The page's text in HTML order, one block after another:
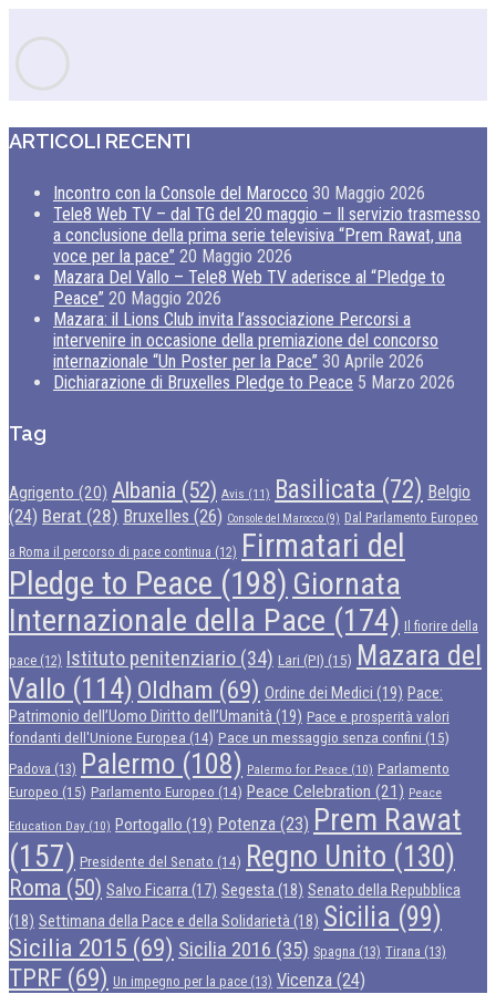
ARTICOLI RECENTI
Incontro con la Console del Marocco 30 Maggio 2026
Tele8 Web TV – dal TG del 20 maggio – Il servizio trasmesso
a conclusione della prima serie televisiva “Prem Rawat, una
voce per la pace” 20 Maggio 2026
Mazara Del Vallo – Tele8 Web TV aderisce al “Pledge to
Peace” 20 Maggio 2026
Mazara: il Lions Club invita l’associazione Percorsi a
intervenire in occasione della premiazione del concorso
internazionale “Un Poster per la Pace” 30 Aprile 2026
Dichiarazione di Bruxelles Pledge to Peace 5 Marzo 2026
Tag
Agrigento (20) Albania (52) Avis (11) Basilicata (72) Belgio
(24) Berat (28) Bruxelles (26) Console del Marocco (9) Dal Parlamento Europeo
a Roma il percorso di pace continua (12) Firmatari del
Pledge to Peace (198) Giornata
Internazionale della Pace (174) Il fiorire della
pace (12) Istituto penitenziario (34) Lari (PI) (15) Mazara del
Vallo (114) Oldham (69) Ordine dei Medici (19) Pace:
Patrimonio dell’Uomo Diritto dell’Umanità(19) Pace e prosperità valori
fondanti dell'Unione Europea (14) Pace un messaggio senza confini (15)
Padova (13) Palermo (108) Palermo for Peace (10) Parlamento
Europeo (15) Parlamento Europeo (14) Peace Celebration (21) Peace
Education Day (10) Portogallo (19) Potenza (23) Prem Rawat
(157) Presidente del Senato (14) Regno Unito (130)
Roma (50) Salvo Ficarra (17) Segesta (18) Senato della Repubblica
(18) Settimana della Pace e della Solidarietà (18) Sicilia (99)
Sicilia 2015 (69) Sicilia 2016 (35) Spagna (13) Tirana (13)
TPRF (69) Un impegno per la pace (13) Vicenza (24)